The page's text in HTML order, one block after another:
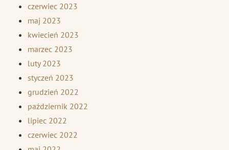
czerwiec 2023
maj 2023
kwiecień 2023
marzec 2023
luty 2023
styczeń 2023
grudzień 2022
październik 2022
lipiec 2022
czerwiec 2022